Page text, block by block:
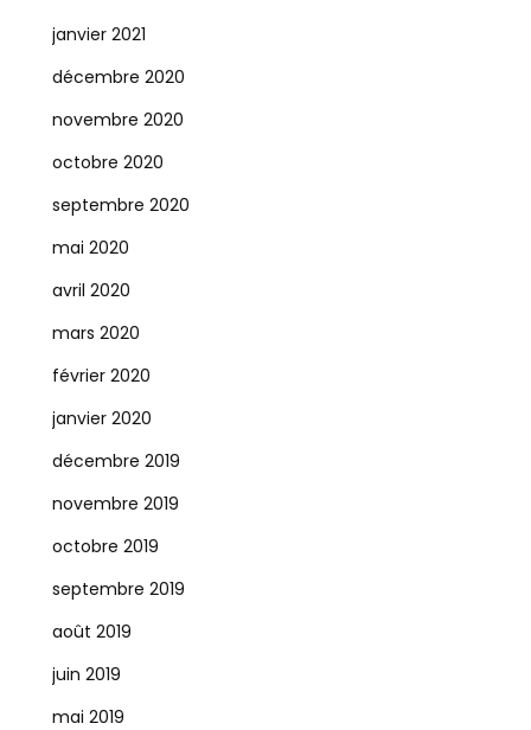
janvier 2021
décembre 2020
novembre 2020
octobre 2020
septembre 2020
mai 2020
avril 2020
mars 2020
février 2020
janvier 2020
décembre 2019
novembre 2019
octobre 2019
septembre 2019
août 2019
juin 2019
mai 2019